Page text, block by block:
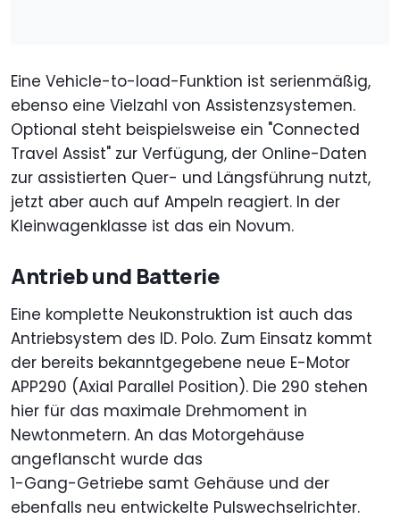
Eine Vehicle-to-load-Funktion ist serienmäßig,
ebenso eine Vielzahl von Assistenzsystemen.
Optional steht beispielsweise ein "Connected
Travel Assist" zur Verfügung, der Online-Daten
zur assistierten Quer- und Längsführung nutzt,
jetzt aber auch auf Ampeln reagiert. In der
Kleinwagenklasse ist das ein Novum.
Antrieb und Batterie
Eine komplette Neukonstruktion ist auch das
Antriebsystem des ID. Polo. Zum Einsatz kommt
der bereits bekanntgegebene neue E-Motor
APP290 (Axial Parallel Position). Die 290 stehen
hier für das maximale Drehmoment in
Newtonmetern. An das Motorgehäuse
angeflanscht wurde das
1-Gang-Getriebe samt Gehäuse und der
ebenfalls neu entwickelte Pulswechselrichter.